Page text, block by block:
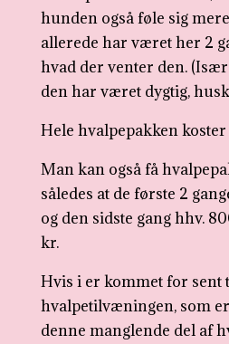
hunden også føle sig
allerede har været her 2
hvad der venter den.
den har været dygtig,
Hele hvalpepakken
Man kan også få
således at de første 2
og den sidste gang hhv.
kr.
Hvis i er kommet for sent
hvalpetilvæningen, som er
denne manglende del af